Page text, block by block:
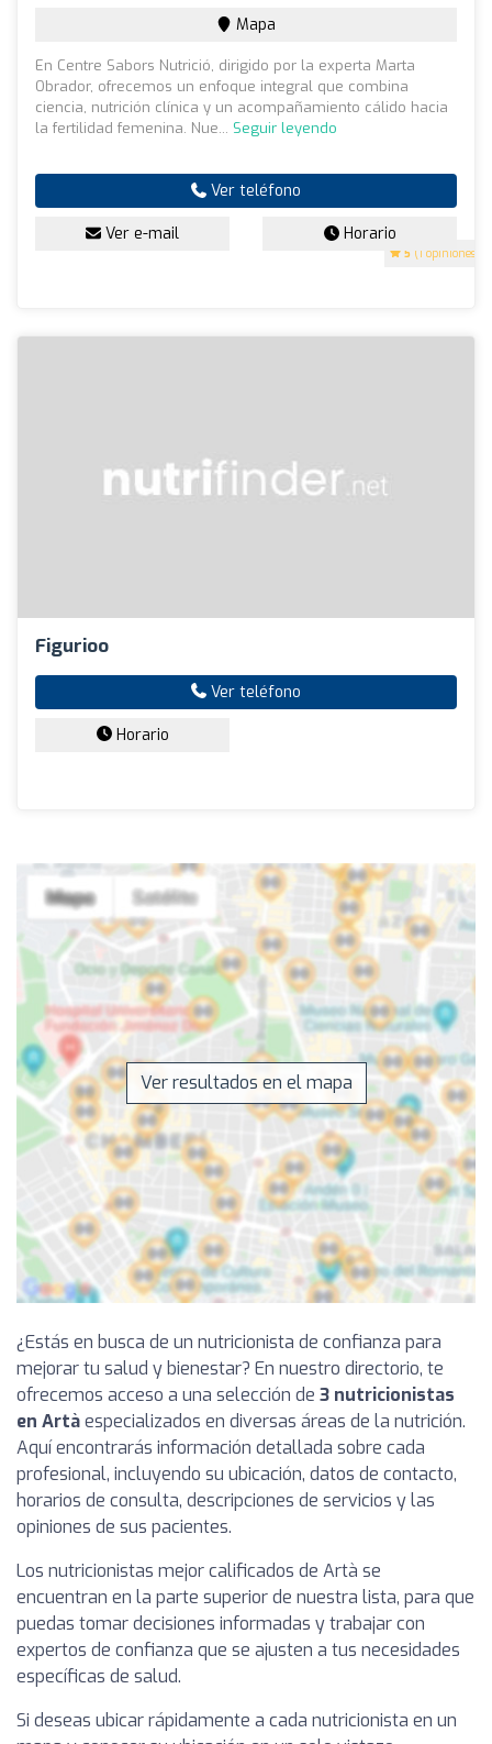
5 (1 opiniones)
Mapa
En Centre Sabors Nutrició, dirigido por la experta Marta
Obrador, ofrecemos un enfoque integral que combina
ciencia, nutrición clínica y un acompañamiento cálido hacia
la fertilidad femenina. Nue... Seguir leyendo
Ver teléfono
Ver e-mail Horario
Figurioo
Ver teléfono
Horario
Ver resultados en el mapa
¿Estás en busca de un nutricionista de confianza para
mejorar tu salud y bienestar? En nuestro directorio, te
ofrecemos acceso a una selección de 3 nutricionistas
en Artàespecializados en diversas áreas de la nutrición.
Aquí encontrarás información detallada sobre cada
profesional, incluyendo su ubicación, datos de contacto,
horarios de consulta, descripciones de servicios y las
opiniones de sus pacientes.
Los nutricionistas mejor calificados de Artà se
encuentran en la parte superior de nuestra lista, para que
puedas tomar decisiones informadas y trabajar con
expertos de confianza que se ajusten a tus necesidades
específicas de salud.
Si deseas ubicar rápidamente a cada nutricionista en un